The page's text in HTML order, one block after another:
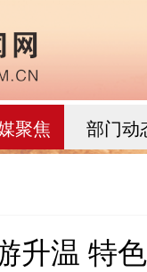
聚焦 部门动
升温 特